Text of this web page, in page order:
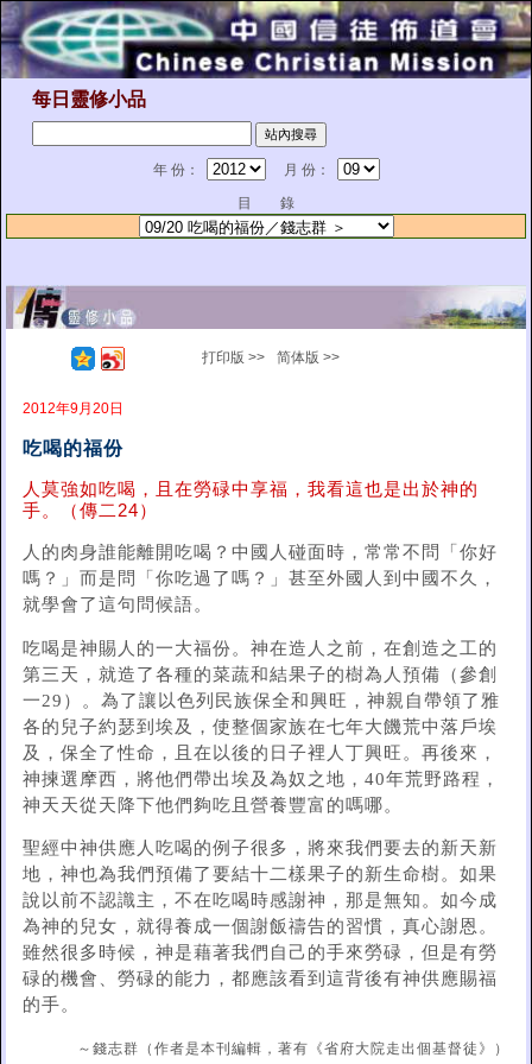
每日靈修小品
年 份：
月 份：
目 錄
打印版 >> 简体版 >>
2012年9月20日
吃喝的福份
人莫強如吃喝，且在勞碌中享福，我看這也是出於神的
手。（傳二24）
人的肉身誰能離開吃喝？中國人碰面時，常常不問「你好
嗎？」而是問「你吃過了嗎？」甚至外國人到中國不久，
就學會了這句問候語。
吃喝是神賜人的一大福份。神在造人之前，在創造之工的
第三天，就造了各種的菜蔬和結果子的樹為人預備（參創
一29）。為了讓以色列民族保全和興旺，神親自帶領了雅
各的兒子約瑟到埃及，使整個家族在七年大饑荒中落戶埃
及，保全了性命，且在以後的日子裡人丁興旺。再後來，
神揀選摩西，將他們帶出埃及為奴之地，40年荒野路程，
神天天從天降下他們夠吃且營養豐富的嗎哪。
聖經中神供應人吃喝的例子很多，將來我們要去的新天新
地，神也為我們預備了要結十二樣果子的新生命樹。如果
說以前不認識主，不在吃喝時感謝神，那是無知。如今成
為神的兒女，就得養成一個謝飯禱告的習慣，真心謝恩。
雖然很多時候，神是藉著我們自己的手來勞碌，但是有勞
碌的機會、勞碌的能力，都應該看到這背後有神供應賜福
的手。
～錢志群（作者是本刊編輯，著有《省府大院走出個基督徒》）